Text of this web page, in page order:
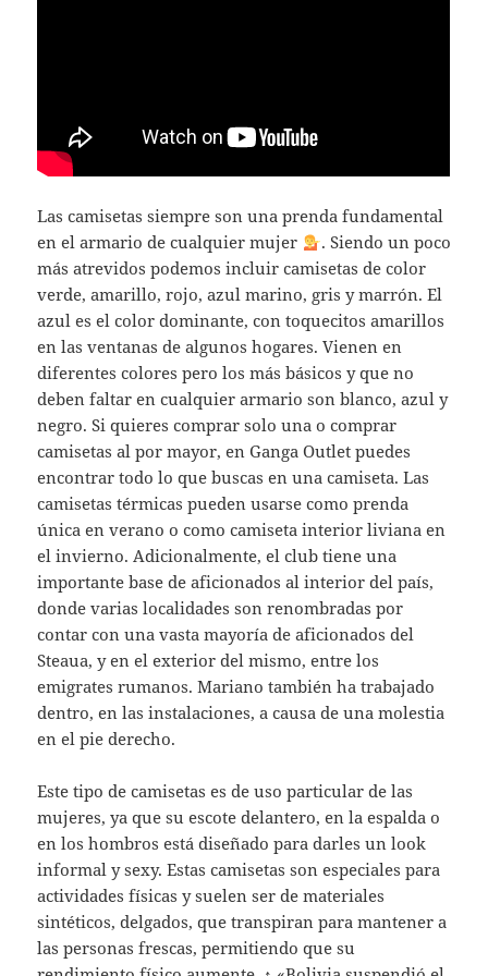
Las camisetas siempre son una prenda fundamental
en el armario de cualquier mujer
. Siendo un poco
más atrevidos podemos incluir camisetas de color
verde, amarillo, rojo, azul marino, gris y marrón. El
azul es el color dominante, con toquecitos amarillos
en las ventanas de algunos hogares. Vienen en
diferentes colores pero los más básicos y que no
deben faltar en cualquier armario son blanco, azul y
negro. Si quieres comprar solo una o comprar
camisetas al por mayor, en Ganga Outlet puedes
encontrar todo lo que buscas en una camiseta. Las
camisetas térmicas pueden usarse como prenda
única en verano o como camiseta interior liviana en
el invierno. Adicionalmente, el club tiene una
importante base de aficionados al interior del país,
donde varias localidades son renombradas por
contar con una vasta mayoría de aficionados del
Steaua, y en el exterior del mismo, entre los
emigrates rumanos. Mariano también ha trabajado
dentro, en las instalaciones, a causa de una molestia
en el pie derecho.
Este tipo de camisetas es de uso particular de las
mujeres, ya que su escote delantero, en la espalda o
en los hombros está diseñado para darles un look
informal y sexy. Estas camisetas son especiales para
actividades físicas y suelen ser de materiales
sintéticos, delgados, que transpiran para mantener a
las personas frescas, permitiendo que su